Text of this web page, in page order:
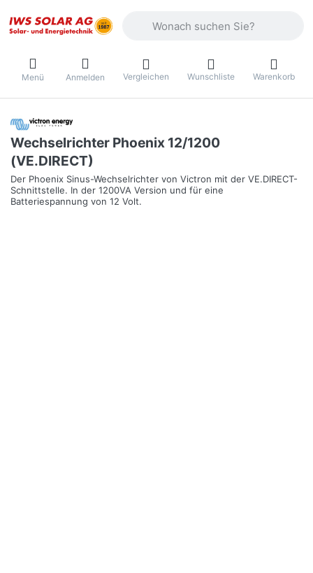
Menü Anmelden Vergleichen Wunschliste Warenkorb
Wechselrichter Phoenix 12/1200
(VE.DIRECT)
Der Phoenix Sinus-Wechselrichter von Victron mit der VE.DIRECT-
Schnittstelle. In der 1200VA Version und für eine
Batteriespannung von 12 Volt.